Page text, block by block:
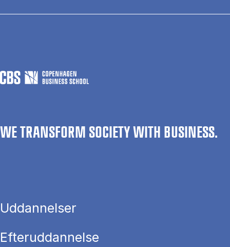
WE TRANSFORM SOCIETY WITH BUSINESS.
Uddannelser
Efteruddannelse